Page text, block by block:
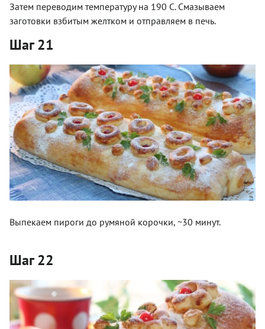
Затем переводим температуру на 190 С. Смазываем
заготовки взбитым желтком и отправляем в печь.
Шаг 21
Выпекаем пироги до румяной корочки, ~30 минут.
Шаг 22